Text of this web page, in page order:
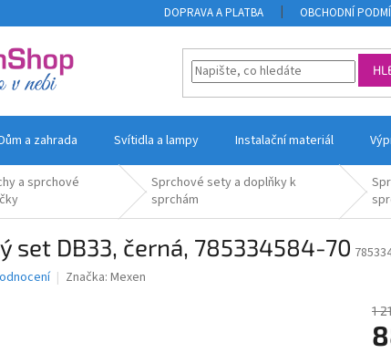
DOPRAVA A PLATBA OBCHODNÍ
a zahrada Svítidla a lampy Instalační materiál
a sprchové
Sprchové sety a doplňky k
sprchám
set DB33, černá, 785334584-70
Značka: Mexen
1